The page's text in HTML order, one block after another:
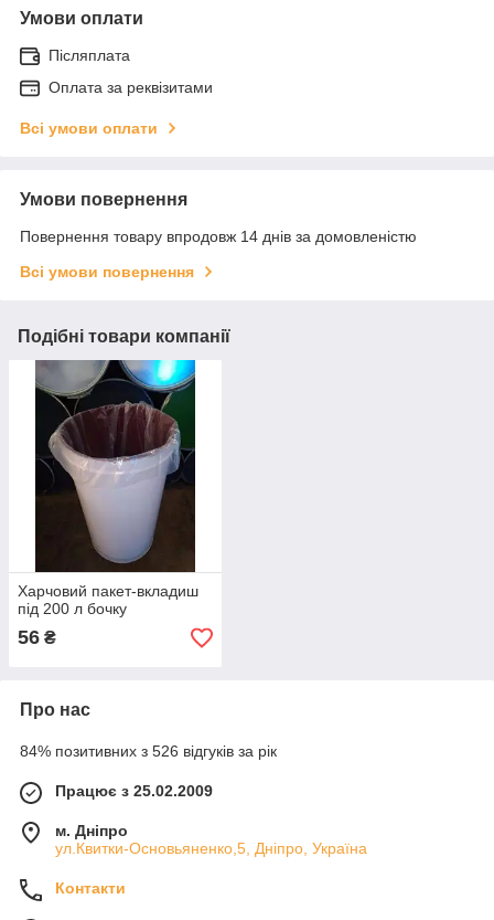
Умови оплати
Післяплата
Оплата за реквізитами
Всі умови оплати
Умови повернення
Повернення товару впродовж 14 днів за домовленістю
Всі умови повернення
Подібні товари компанії
Харчовий пакет-вкладиш
під 200 л бочку
56 ₴
Про нас
84% позитивних з 526 відгуків за рік
Працює з 25.02.2009
м. Дніпро
ул.Квитки-Основьяненко,5, Дніпро, Україна
Контакти